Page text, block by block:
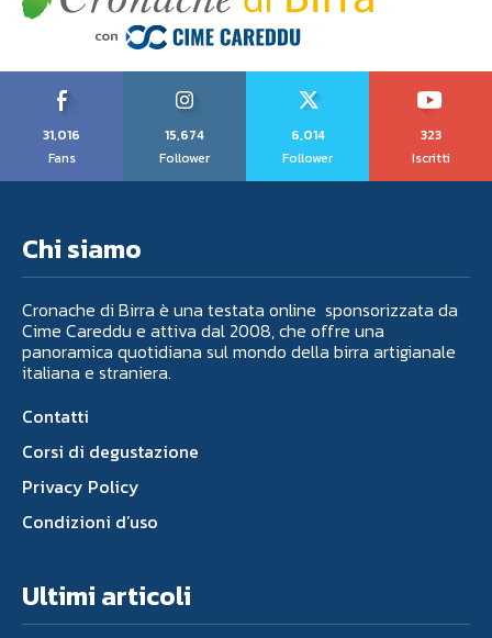
31,016
Fans
15,674
Follower
6,014
Follower
323
Iscritti
Chi siamo
Cronache di Birra è una testata online sponsorizzata da
Cime Careddu e attiva dal 2008, che offre una
panoramica quotidiana sul mondo della birra artigianale
italiana e straniera.
Contatti
Corsi di degustazione
Privacy Policy
Condizioni d’uso
Ultimi articoli